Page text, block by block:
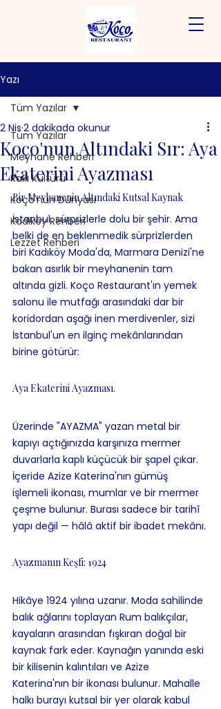
Yazı
Tüm Yazılar
Meyhane Rehberi
Rakı Kültürü
Koço'nun Dünyası
Kadıköy Rehberi
Lezzet Rehberi
Tüm Yazılar
Koço'nun Altındaki Sır: Aya
Ekaterini Ayazması
2 Nis 2 dakikada okunur
Bir Meyhanenin Altındaki Kutsal Kaynak
İstanbul, sürprizlerle dolu bir şehir. Ama
belki de en beklenmedik sürprizlerden
biri Kadıköy Moda'da, Marmara Denizi'ne
bakan asırlık bir meyhanenin tam
altında gizli. Koço Restaurant'ın yemek
salonu ile mutfağı arasındaki dar bir
koridordan aşağı inen merdivenler, sizi
İstanbul'un en ilginç mekânlarından
birine götürür:
Aya Ekaterini Ayazması.
Üzerinde "AYAZMA" yazan metal bir
kapıyı açtığınızda karşınıza mermer
duvarlarla kaplı küçücük bir şapel çıkar.
İçeride Azize Katerina'nın gümüş
işlemeli ikonası, mumlar ve bir mermer
çeşme bulunur. Burası sadece bir tarihî
yapı değil — hâlâ aktif bir ibadet mekânı.
Ayazmanın Keşfi: 1924
Hikâye 1924 yılına uzanır. Moda sahilinde
balık ağlarını toplayan Rum balıkçılar,
kayaların arasından fışkıran doğal bir
kaynak fark eder. Kaynağın yanında eski
bir kilisenin kalıntıları ve Azize
Katerina'nın bir ikonası bulunur. Mahalle
halkı burayı kutsal bir yer olarak kabul